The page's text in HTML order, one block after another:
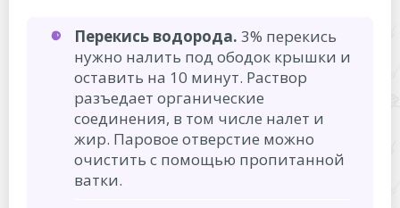
Перекись водорода. 3% перекись
нужно налить под ободок крышки и
оставить на 10 минут. Раствор
разъедает органические
соединения, в том числе налет и
жир. Паровое отверстие можно
очистить с помощью пропитанной
ватки.